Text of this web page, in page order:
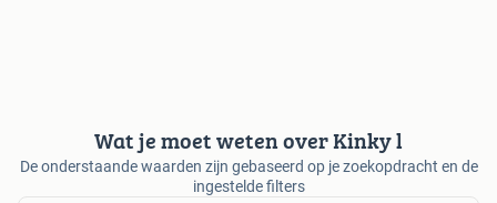
Wat je moet weten over Kinky l
De onderstaande waarden zijn gebaseerd op je zoekopdracht en de
ingestelde filters